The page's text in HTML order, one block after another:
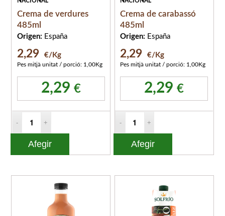
Crema de verdures
485ml
Origen: España
2,29 €/Kg
Pes mitjà unitat / porció: 1,00Kg
2,29 €
Afegir
Crema de carabassó
485ml
Origen: España
2,29 €/Kg
Pes mitjà unitat / porció: 1,00Kg
2,29€
Afegir